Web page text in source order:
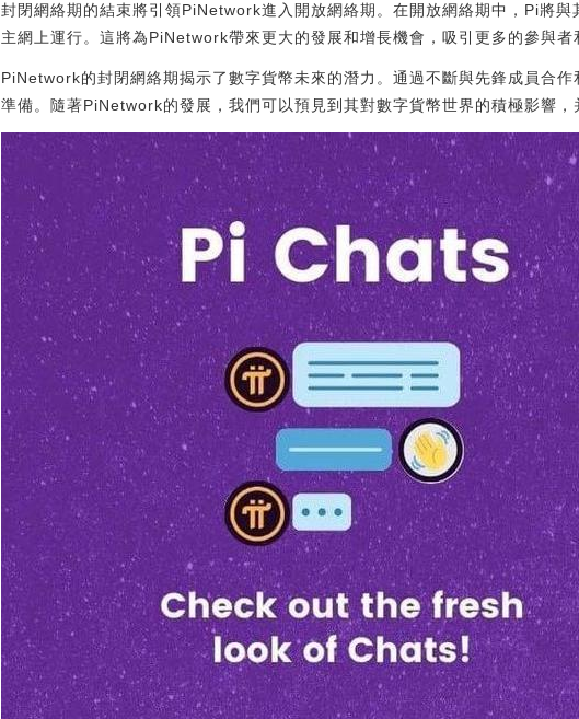
封閉網絡期的結束將引領PiNetwork進入開放網絡期。在開放網絡期中，Pi將
主網上運行。這將為PiNetwork帶來更大的發展和增長機會，吸引更多的參與者
PiNetwork的封閉網絡期揭示了數字貨幣未來的潛力。通過不斷與先鋒成員合
準備。隨著PiNetwork的發展，我們可以預見到其對數字貨幣世界的積極影響，